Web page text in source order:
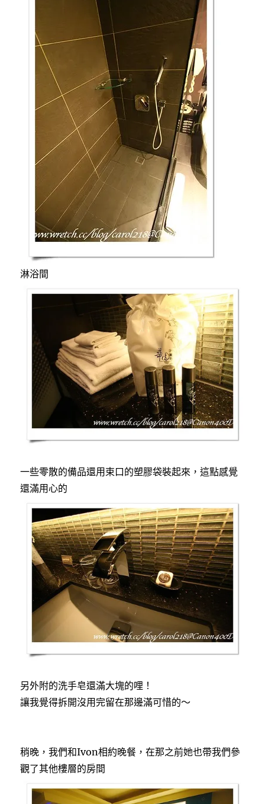
淋浴間
一些零散的備品還用束口的塑膠袋裝起來，這點感覺
還滿用心的
另外附的洗手皂還滿大塊的哩！
讓我覺得拆開沒用完留在那邊滿可惜的～
稍晚，我們和Ivon相約晚餐，在那之前她也帶我們參
觀了其他樓層的房間